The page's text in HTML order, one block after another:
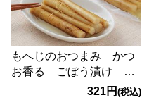
もへじのおつまみ かつ
お香る ごぼう漬け
321円(税込)